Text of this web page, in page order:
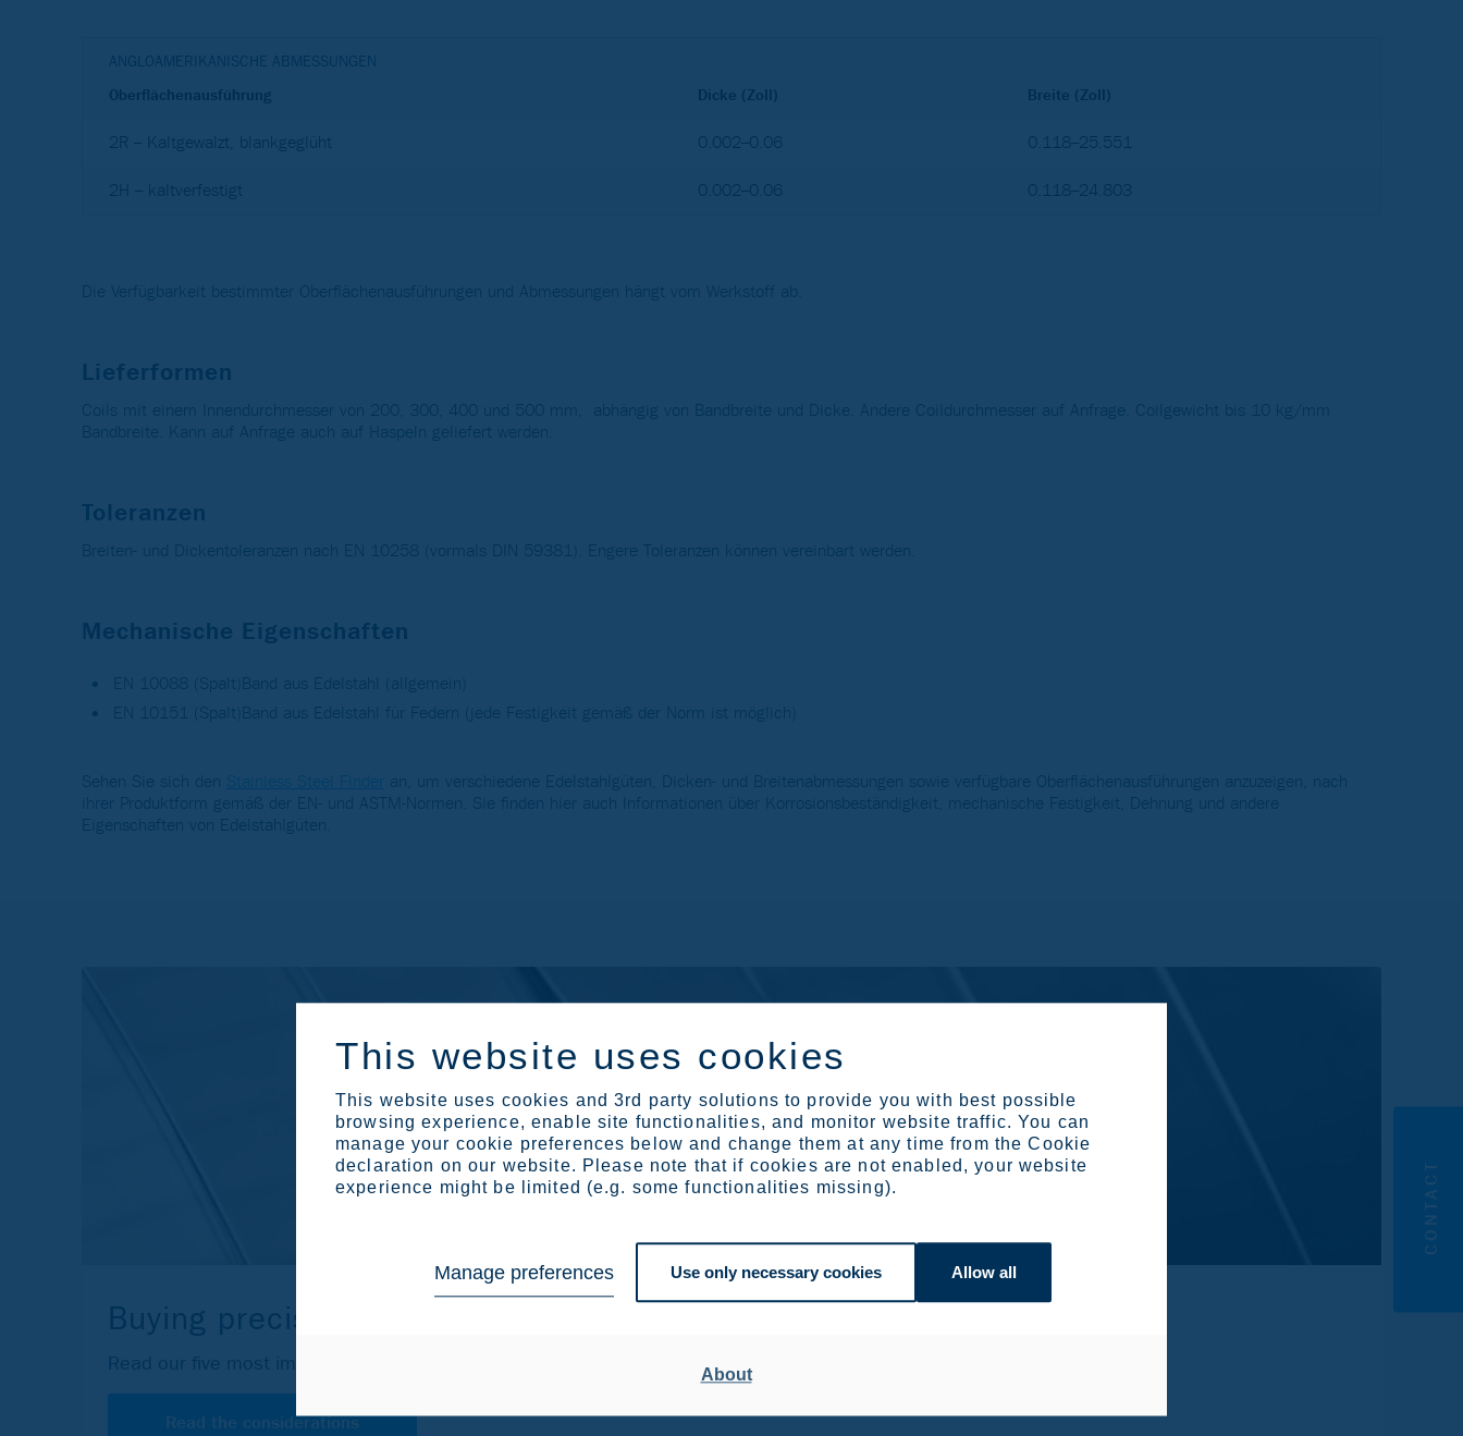
This website uses cookies
This website uses cookies and 3rd party solutions to provide you with best possible
browsing experience, enable site functionalities, and monitor website traffic. You can
manage your cookie preferences below and change them at any time from the Cookie
declaration on our website. Please note that if cookies are not enabled, your website
experience might be limited (e.g. some functionalities missing).
Manage preferences Use only necessary cookies Allow all
About
ANGLOAMERIKANISCHE ABMESSUNGEN
Oberflächenausführung
Dicke (Zoll) Breite (Zoll)
2R – Kaltgewalzt, blankgeglüht 0.002–0.06 0.118–25.551
2H – kaltverfestigt 0.002–0.06 0.118–24.803
Die Verfügbarkeit bestimmter Oberflächenausführungen und Abmessungen hängt vom Werkstoff ab.
Lieferformen
Coils mit einem Innendurchmesser von 200, 300, 400 und 500 mm, abhängig von Bandbreite und Dicke. Andere Coildurchmesser auf Anfrage. Coilgewicht bis 10 kg/mm
Bandbreite. Kann auf Anfrage auch auf Haspeln geliefert werden.
Toleranzen
Breiten- und Dickentoleranzen nach EN 10258 (vormals DIN 59381). Engere Toleranzen können vereinbart werden.
Mechanische Eigenschaften
EN 10088 (Spalt)Band aus Edelstahl (allgemein)
EN 10151 (Spalt)Band aus Edelstahl für Federn (jede Festigkeit gemäß der Norm ist möglich)
Sehen Sie sich den Stainless Steel Finder
an, um verschiedene Edelstahlgüten, Dicken- und Breitenabmessungen sowie verfügbare Oberflächenausführungen anzuzeigen, nach
ihrer Produktform gemäß der EN- und ASTM-Normen. Sie finden hier auch Informationen über Korrosionsbeständigkeit, mechanische Festigkeit, Dehnung und andere
Eigenschaften von Edelstahlgüten.
Buying precision strip?
Read our five most important considerations when purchasing precision strip.
Read the considerations
CONTACT